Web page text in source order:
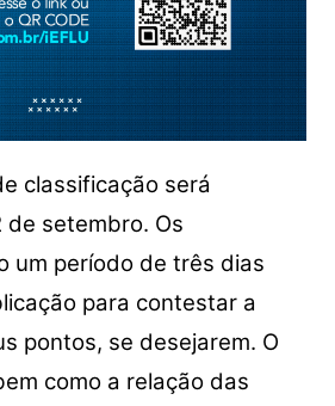
classificação será
de setembro. Os
um período de três dias
para contestar a
pontos, se desejarem. O
como a relação das